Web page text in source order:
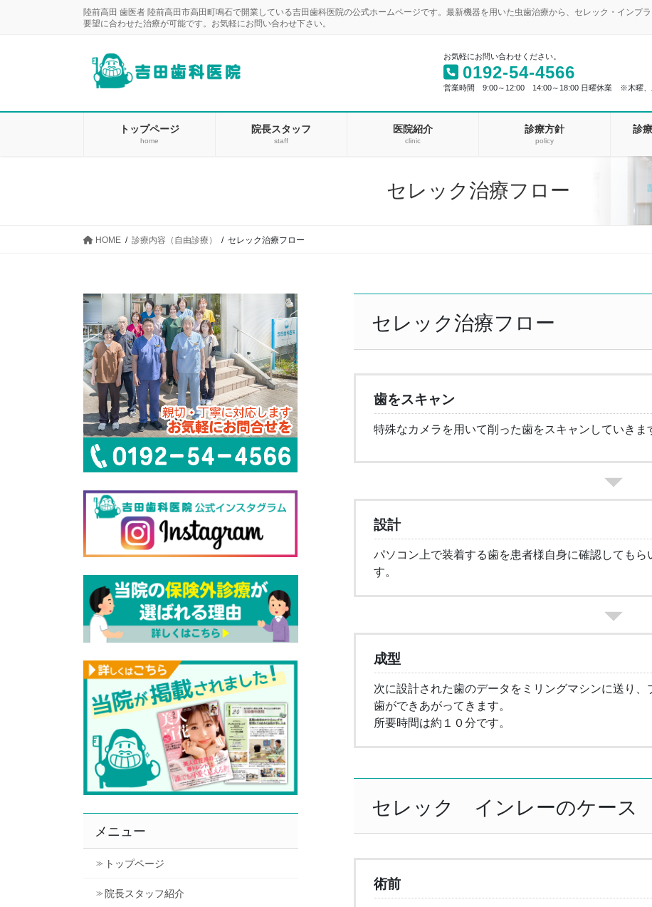
移
ン
陸前高田 歯医者 陸前高田市高田町鳴石で開業している吉田歯科医院の公式ホームページです。最新機器を用いた虫歯治療から、セレック・インプ
要望に合わせた治療が可能です。お気軽にお問い合わせ下さい。
お気軽にお問い合わせください。
0192-54-4566
営業時間 9:00～12:00 14:00～18:00 日曜休業 ※木曜、
トップページ
home
院長スタッフ
staff
医院紹介
clinic
診療方針
policy
診
セレック治療フロー
HOME 診療内容（自由診療） セレック治療フロー
セレック治療フロー
歯をスキャン
特殊なカメラを用いて削った歯をスキャンしていきま
設計
パソコン上で装着する歯を患者様自身に確認してもら
す。
成型
次に設計された歯のデータをミリングマシンに送り、
歯ができあがってきます。
所要時間は約１０分です。
セレック インレーのケース
術前
メニュー
トップページ
院長スタッフ紹介